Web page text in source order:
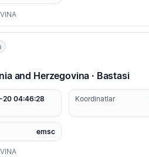
and Herzegovina · Bastasi
04:46:28
Koordinatlar
emsc